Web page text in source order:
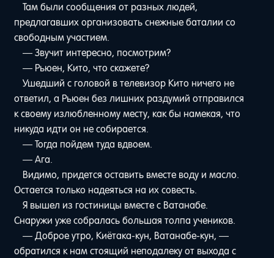
Там были сообщения от разных людей,
предлагавших организовать снежные баталии со
свободным участием.
— Звучит интересно, посмотрим?
— Рьюен, Кито, что скажете?
Ушедший с головой в телевизор Кито ничего не
ответил, а Рьюен без лишних раздумий отправился
к своему излюбленному месту, как бы намекая, что
никуда идти он не собирается.
— Тогда пойдем туда вдвоем.
— Ага.
Видимо, придется оставить вместе воду и масло.
Остается только надеяться на их совесть.
Я вышел из гостиницы вместе с Ватанабе.
Снаружи уже собралась большая толпа учеников.
— Доброе утро, Киётака-кун, Ватанабе-кун, —
обратился к нам стоящий неподалеку от выхода с